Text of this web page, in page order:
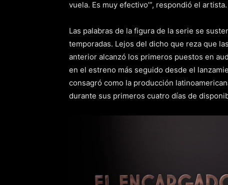
vuela. Es muy efectivo’”, respondió el artista.
Las palabras de la figura de la serie se
temporadas. Lejos del dicho que reza que
anterior alcanzó los primeros puestos en
en el estreno más seguido desde el
consagró como la producción
durante sus primeros cuatro días de